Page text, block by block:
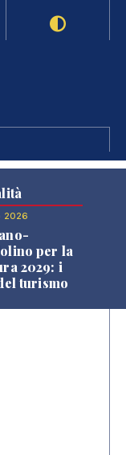
2026
per la
2029: i
turismo